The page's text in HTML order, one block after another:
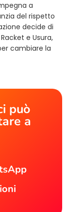
a
del rispetto
decide di
e Usura,
cambiare la
può
a